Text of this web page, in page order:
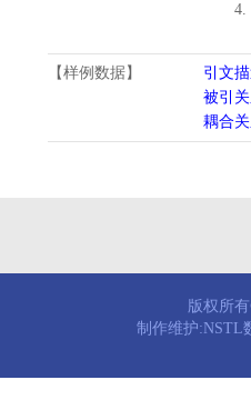
4.
【样例数据】
引文
被引
耦合
版权所
制作维护:NSTL